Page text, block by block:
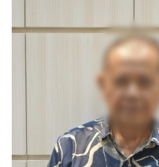
RSUD Bangil Raih Penghargaan
Perkuat Layanan Code Stroke
Hakim Sebut Saksi Beruntung Tak
Angkutan Bawang Bombay Tak